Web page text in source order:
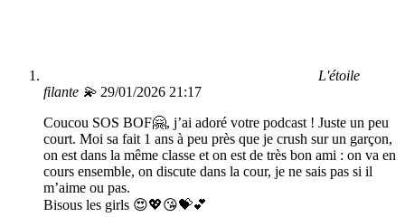
L'étoile
filante 💫 29/01/2026 21:17
Coucou SOS BOF🤗, j’ai adoré votre podcast ! Juste un peu
court. Moi sa fait 1 ans à peu près que je crush sur un garçon,
on est dans la même classe et on est de très bon ami : on va en
cours ensemble, on discute dans la cour, je ne sais pas si il
m’aime ou pas.
Bisous les girls 😍💖😘💝💕